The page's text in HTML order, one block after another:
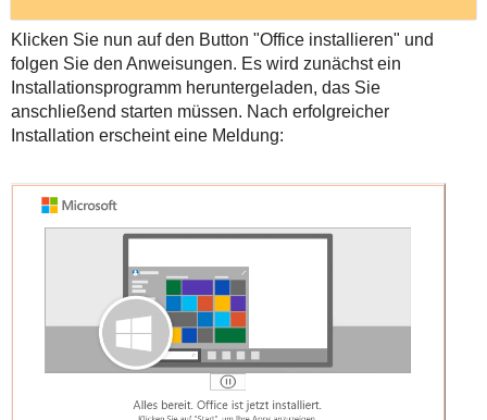
Klicken Sie nun auf den Button "Office installieren" und
folgen Sie den Anweisungen. Es wird zunächst ein
Installationsprogramm heruntergeladen, das Sie
anschließend starten müssen. Nach erfolgreicher
Installation erscheint eine Meldung: